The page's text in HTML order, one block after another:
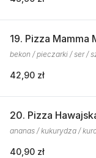
19. Pizza Mamma
bekon / pieczarki / ser /
42,90 zł
20. Pizza
ananas / kukurydza /
40,90 zł